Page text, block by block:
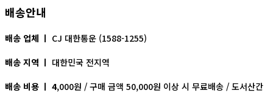
배송안내
배송 업체 ㅣ CJ 대한통운 (1588-1255)
배송 지역 ㅣ 대한민국 전지역
배송 비용 ㅣ 4,000원 / 구매 금액 50,000원 이상 시 무료배송 / 도서산간